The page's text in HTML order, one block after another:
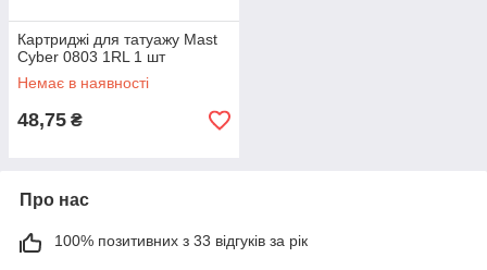
Картриджі для татуажу Mast
Cyber 0803 1RL 1 шт
Немає в наявності
48,75 ₴
Про нас
100% позитивних з 33 відгуків за рік